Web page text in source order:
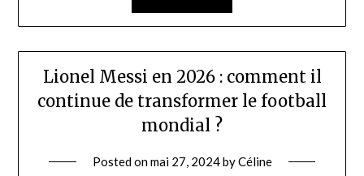
Lionel Messi en 2026 : comment il
continue de transformer le football
mondial ?
Posted onmai 27, 2024byCéline